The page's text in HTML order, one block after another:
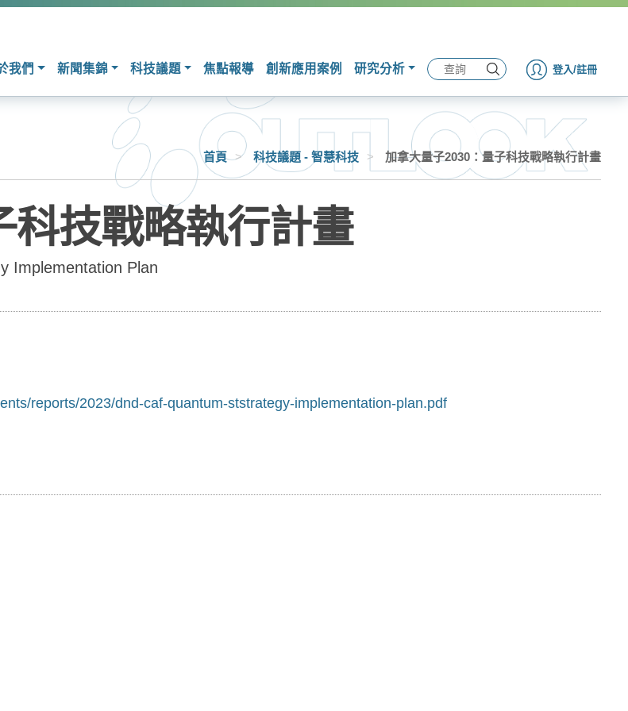
我們 新聞集錦 科技議題 焦點報導 創新應用案例 研究分析 登入/註冊
首頁 > 科技議題 - 智慧科技 > 加拿大量子2030：量子科技戰略執行計畫
科技戰略執行計畫
Implementation Plan
reports/2023/dnd-caf-quantum-ststrategy-implementation-plan.pdf